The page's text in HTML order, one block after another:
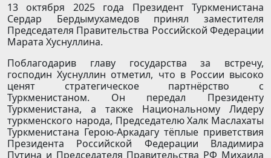
13 октября 2025 года Президент Туркменистана
Сердар Бердымухамедов принял заместителя
Председателя Правительства Российской Федерации
Марата Хуснуллина.
Поблагодарив главу государства за встречу,
господин Хуснуллин отметил, что в России высоко
ценят стратегическое партнёрство с
Туркменистаном. Он передал Президенту
Туркменистана, а также Национальному Лидеру
туркменского народа, Председателю Халк Маслахаты
Туркменистана Герою-Аркадагу тёплые приветствия
Президента Российской Федерации Владимира
Путина и Председателя Правительства РФ Михаила